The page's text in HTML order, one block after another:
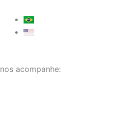
para
nos acompanhe: